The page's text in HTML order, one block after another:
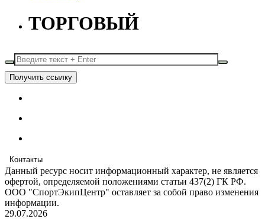
ТОРГОВЫЙ
Получить ссылку
Контакты
Данный ресурс носит информационный характер, не является
офертой, определяемой положениями статьи 437(2) ГК РФ.
ООО "СпортЭкипЦентр" оставляет за собой право изменения
информации.
29.07.2026